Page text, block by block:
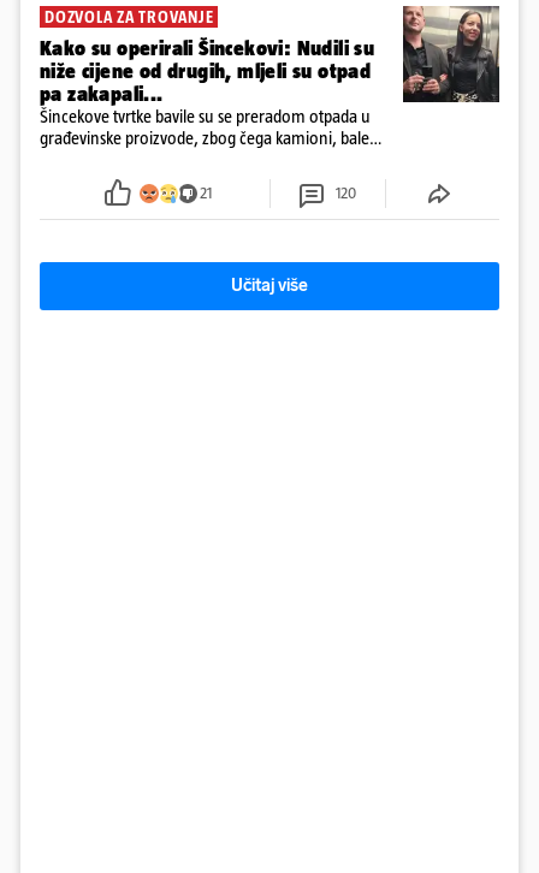
DOZVOLA ZA TROVANJE
Kako su operirali Šincekovi: Nudili su
niže cijene od drugih, mljeli su otpad
pa zakapali...
Šincekove tvrtke bavile su se preradom otpada u
građevinske proizvode, zbog čega kamioni, bale
21 120
Učitaj više